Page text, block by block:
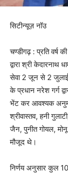
सिटीन्यूज़ नॉउ
चण्डीगढ़ : प्रति वर्ष
द्वारा श्री
सेवा 2 जून से 2 जुलाई
के प्रधान नरेश गर्ग
भेंट कर आवश्यक
श्रीवास्तव, हनी
जैन, पुनीत गोयल, मोनू
मौजूद थे।
निर्णय अनुसार कुल